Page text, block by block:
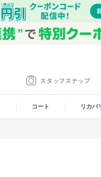
スタッフスナップ
コート リカバ